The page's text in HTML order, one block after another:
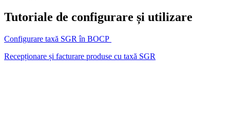
Tutoriale de configurare și utilizare
Configurare taxă SGR în BOCP
Recepționare și facturare produse cu taxă SGR